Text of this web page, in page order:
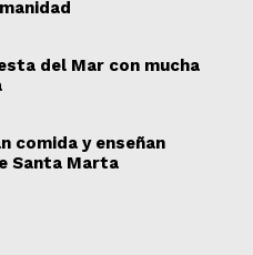
del Mar con mucha
comida y enseñan
Santa Marta